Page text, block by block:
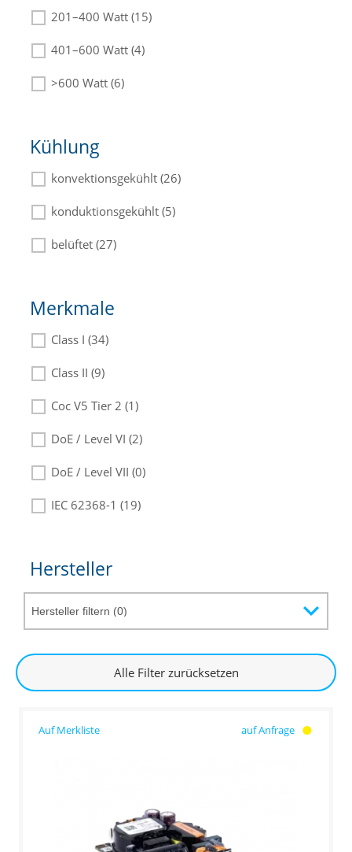
201–400 Watt (15)
401–600 Watt (4)
>600 Watt (6)
Kühlung
konvektionsgekühlt (26)
konduktionsgekühlt (5)
belüftet (27)
Merkmale
Class I (34)
Class II (9)
Coc V5 Tier 2 (1)
DoE / Level VI (2)
DoE / Level VII (0)
IEC 62368-1 (19)
Hersteller
Alle Filter zurücksetzen
auf Anfrage